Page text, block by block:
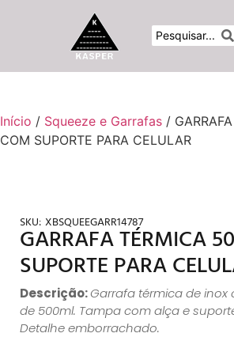
Início / Squeeze e Garrafas /
COM SUPORTE PARA CELULAR
SKU: XBSQUEEGARR14787
GARRAFA TÉRMICA
SUPORTE PARA
Descrição:Garrafa térmica de
de 500ml. Tampa com alça e
Detalhe emborrachado.